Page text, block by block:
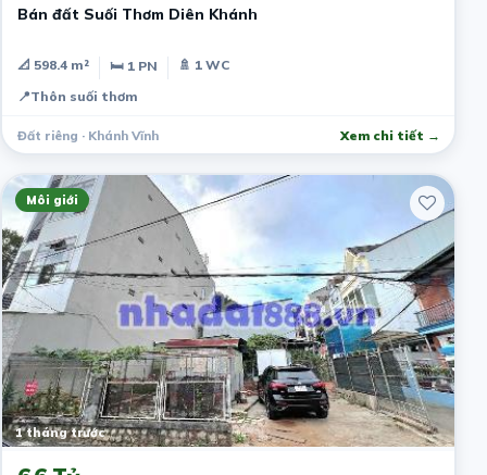
Bán đất Suối Thơm Diên Khánh
📐 598.4 m² 🛏 1 PN
🚿 1 WC
📍Thôn suối thơm
Đất riêng · Khánh Vĩnh Xem chi tiết →
Môi giới
1 tháng trước